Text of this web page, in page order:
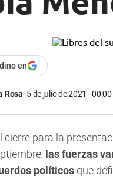
en
Rosa 5 de julio de 2021 - 00:00
cierre para la
las fuerzas
políticos que